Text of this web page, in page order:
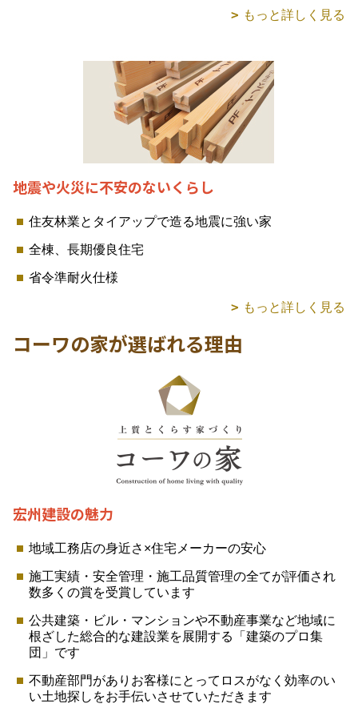
もっと詳しく見る
地震や火災に不安のないくらし
住友林業とタイアップで造る地震に強い家
全棟、長期優良住宅
省令準耐火仕様
もっと詳しく見る
コーワの家が選ばれる理由
宏州建設の魅力
地域工務店の身近さ×住宅メーカーの安心
施工実績・安全管理・施工品質管理の全てが評価され
数多くの賞を受賞しています
公共建築・ビル・マンションや不動産事業など地域に
根ざした総合的な建設業を展開する「建築のプロ集
団」です
不動産部門がありお客様にとってロスがなく効率のい
い土地探しをお手伝いさせていただきます